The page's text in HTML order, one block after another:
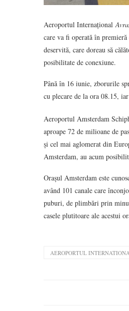
Aeroportul Internațional
care va fi operată în
deservită, care doreau să
posibilitate de conexiune.
Până în 16 iunie, zborurile
cu plecare de la ora 08.15,
Aeroportul Amsterdam
aproape 72 de milioane de
și cel mai aglomerat din
Amsterdam, au acum
Orașul Amsterdam este
având 101 canale care
puburi, de plimbări prin
casele plutitoare ale acestui
AEROPORTUL